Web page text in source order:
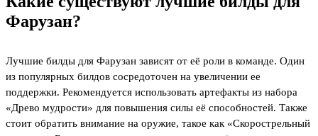
Фарузан?
Лучшие билды для Фарузан зависят от её роли в команде. Один
из популярных билдов сосредоточен на увеличении ее
поддержки. Рекомендуется использовать артефакты из набора
«Древо мудрости» для повышения силы её способностей. Также
стоит обратить внимание на оружие, такое как «Скорострельный